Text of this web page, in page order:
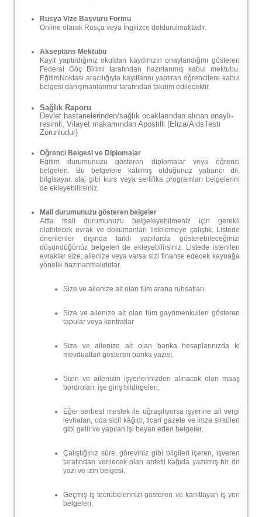
Rusya Vize Başvuru Formu
Online olarak Rusça veya İngilizce doldurulmaktadır.
Akseptans Mektubu
Kayıt yaptırdığınız okuldan kaydınızın onaylandığını gösteren
Federal Göç Birimi tarafından hazırlanmış kabul mektubu.
EğitimNoktası aracılığıyla kayıtlarını yaptıran öğrencilere kabul
belgesi danışmanlarımız tarafından takdim edilecektir.
Sağlık Raporu
Devlet hastanelerinden/sağlık ocaklarından alınan onaylı-
resimli, Vilayet makamından Apostilli (Eliza/AidsTesti
Zorunludur)
Öğrenci Belgesi ve Diplomalar
Eğitim durumunuzu gösteren diplomalar veya öğrenci
belgeleri. Bu belgelere katılmış olduğunuz yabancı dil,
bilgisayar, staj gibi kurs veya sertifika programları belgelerini
de ekleyebilirsiniz.​
Mali durumunuzu gösteren belgeler
Altta mali durumunuzu belgeleyebilmeniz için gerekli
olabilecek evrak ve dokümanları listelemeye çalıştık. Listede
önerilenler dışında farklı yapılarda gösterebileceğinizi
düşündüğünüz belgeleri de ekleyebilirsiniz. Listede istenilen
evraklar size, ailenize veya varsa sizi finanse edecek kaynağa
yönelik hazırlanmalıdırlar.
Size ve ailenize ait olan tüm araba ruhsatları,
Size ve ailenize ait olan tüm gayrimenkulleri gösteren
tapular veya kontratlar
Size ve ailenize ait olan banka hesaplarınızda ki
mevduatları gösteren banka yazısı,
Sizin ve ailenizin işyerlerinizden alınacak olan maaş
bordroları, işe giriş bildirgeleri,
Eğer serbest meslek ile uğraşılıyorsa işyerine ait vergi
levhaları, oda sicil kâğıdı, ticari gazete ve imza sirküleri
gibi gelir ve yapılan işi beyan eden belgeler,
Çalıştığınız süre, göreviniz gibi bilgileri içeren, işveren
tarafından verilecek olan antetli kağıda yazılmış bir ön
yazı ve izin belgesi,
Geçmiş iş tecrübelerinizi gösteren ve kanıtlayan iş yeri
belgeleri.